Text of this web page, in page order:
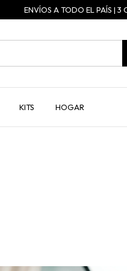
ENVÍOS A TODO EL PAÍS | 3
KITS HOGAR